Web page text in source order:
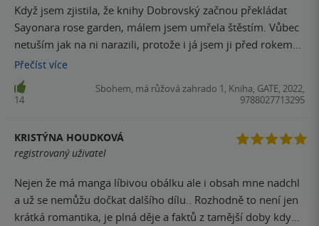
Když jsem zjistila, že knihy Dobrovský začnou překládat
Sayonara rose garden, málem jsem umřela štěstím. Vůbec
netuším jak na ni narazili, protože i já jsem ji před rokem
objevila úplně náhodou a tehdy jsem ji přečetla v angličtině
na jeden zátah. Ať už to bylo jakkoli, tahle manga patří
mezi jednu z mých nejoblíbenějším a předobjednala jsem
překlad yuri mang a můžu se těšit i na další tituly jako je
třeba Bloom into you apod. Pokud budou dále překládat
yuri mangy, jednoho kupce mají zaručeného.
Přečíst více
14
Sbohem, má růžová zahrado 1, Kniha, GATE, 2022,
9788027713295
KRISTÝNA HOUDKOVÁ
registrovaný uživatel
Nejen že má manga líbivou obálku ale i obsah mne nadchl
a už se nemůžu dočkat dalšího dílu.. Rozhodně to není jen
krátká romantika, je plná děje a faktů z tamější doby kdy